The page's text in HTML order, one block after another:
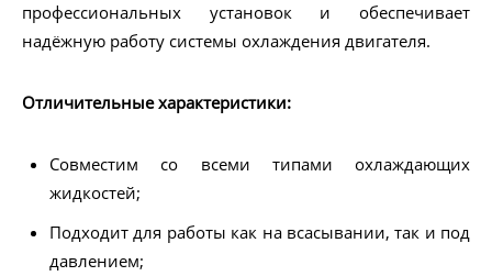
профессиональных установок и обеспечивает
надёжную работу системы охлаждения двигателя.
Отличительные характеристики:
Совместим со всеми типами охлаждающих
жидкостей;
Подходит для работы как на всасывании, так и под
давлением;